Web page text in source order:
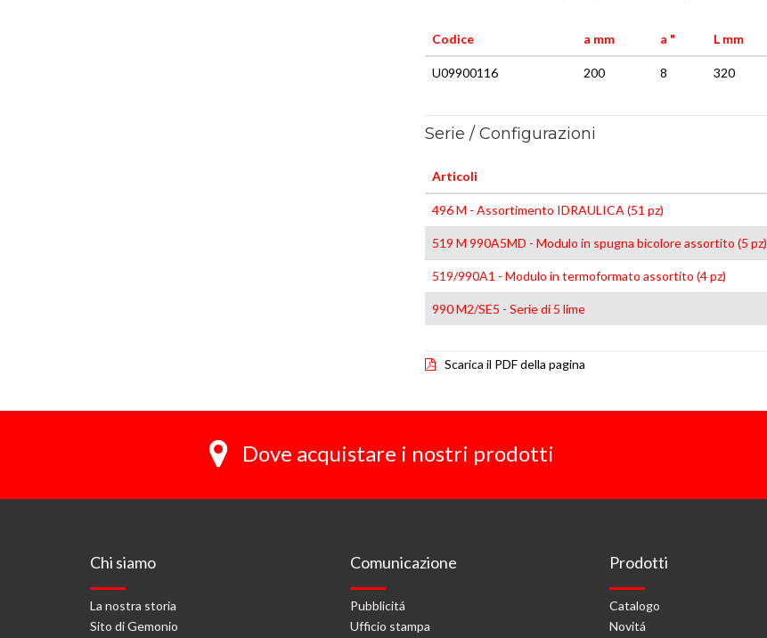
Codice a mm a " L mm
U09900116 200 8 320
Serie / Configurazioni
Articoli
496 M - Assortimento IDRAULICA (51 pz)
519 M 990A5MD - Modulo in spugna bicolore assortito (5 pz)
519/990A1 - Modulo in termoformato assortito (4 pz)
990 M2/SE5 - Serie di 5 lime
Scarica il PDF della pagina
Dove acquistare i nostri prodotti
Chi siamo
La nostra storia
Sito di Gemonio
Comunicazione
Pubblicitá
Ufficio stampa
Prodotti
Catalogo
Novitá